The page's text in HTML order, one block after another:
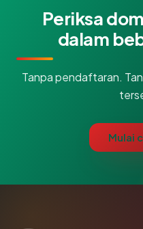
Periksa
dalam
Tanpa pendaftaran.
Mulai